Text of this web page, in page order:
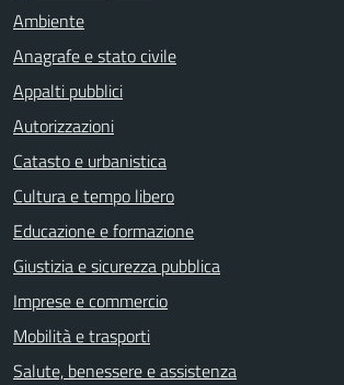
Ambiente
Anagrafe e stato civile
Appalti pubblici
Autorizzazioni
Catasto e urbanistica
Cultura e tempo libero
Educazione e formazione
Giustizia e sicurezza pubblica
Imprese e commercio
Mobilità e trasporti
Salute, benessere e assistenza